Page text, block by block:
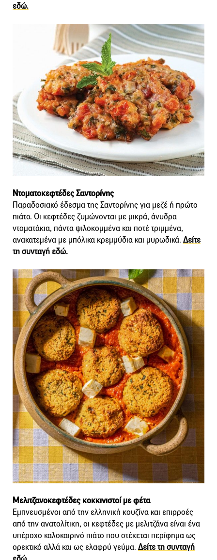
εδώ.
Ντοματοκεφτέδες Σαντορίνης
Παραδοσιακό έδεσμα της Σαντορίνης για μεζέ ή πρώτο
πιάτο. Οι κεφτέδες ζυμώνονται με μικρά, άνυδρα
ντοματάκια, πάντα ψιλοκομμένα και ποτέ τριμμένα,
ανακατεμένα με μπόλικα κρεμμύδια και μυρωδικά. Δείτε
τη συνταγή εδώ.
Μελιτζανοκεφτέδες κοκκινιστοί με φέτα
Εμπνευσμένοι από την ελληνική κουζίνα και επιρροές
από την ανατολίτικη, οι κεφτέδες με μελιτζάνα είναι ένα
υπέροχο καλοκαιρινό πιάτο που στέκεται περίφημα ως
ορεκτικό αλλά και ως ελαφρύ γεύμα. Δείτε τη συνταγή